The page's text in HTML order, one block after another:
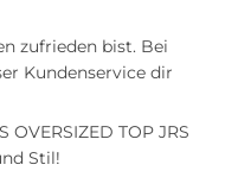
zufrieden bist. Bei
Kundenservice dir
OVERSIZED TOP JRS
Stil!